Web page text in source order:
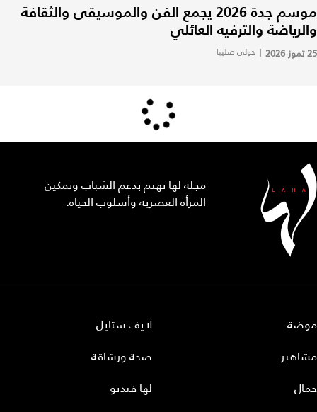
موسم جدة 2026 يجمع الفن والموسيقى والثقافة
والرياضة والترفيه العائلي
25 تموز 2026 | جولي صليبا
مجلة لها تهتم بدعم الشباب وتمكين
المرأة العصرية وأسلوب الحياة.
موضة
مشاهير
جمال
لايف ستايل
صحة ورشاقة
لها فيديو